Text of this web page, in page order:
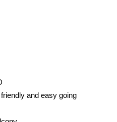
and easy going